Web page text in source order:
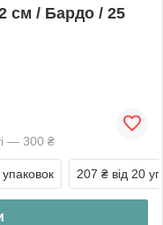
см / Бардо / 25
— 300 ₴
упаковок 207 ₴ від 20